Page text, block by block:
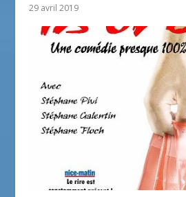
29 avril 2019